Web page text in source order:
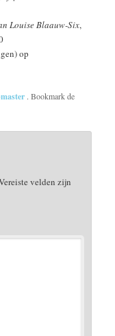
Louise Blaauw-Six,
op
. Bookmark de
velden zijn